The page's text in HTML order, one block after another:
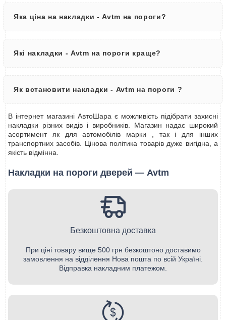
Яка ціна на накладки - Avtm на пороги?
Які накладки - Avtm на пороги краще?
Як встановити накладки - Avtm на пороги ?
В інтернет магазині АвтоШара є можливість підібрати захисні
накладки різних видів і виробників. Магазин надає широкий
асортимент як для автомобілів марки , так і для інших
транспортних засобів. Цінова політика товарів дуже вигідна, а
якість відмінна.
Накладки на пороги дверей — Avtm
Безкоштовна доставка
При ціні товару вище 500 грн безкоштоно доставимо
замовлення на відділення Нова пошта по всій Україні.
Відправка накладним платежом.